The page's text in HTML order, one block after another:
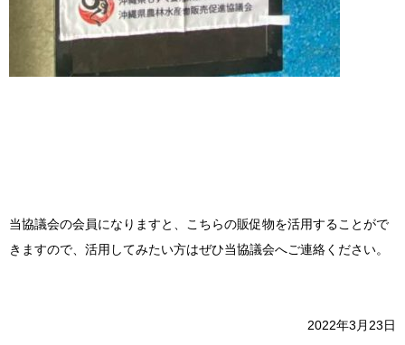
当協議会の会員になりますと、こちらの販促物を活用することがで
きますので、活用してみたい方はぜひ当協議会へご連絡ください。
2022年3月23日